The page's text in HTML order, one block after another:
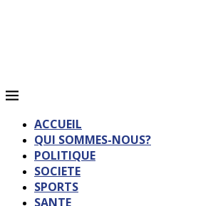
ACCUEIL
QUI SOMMES-NOUS?
POLITIQUE
SOCIETE
SPORTS
SANTE